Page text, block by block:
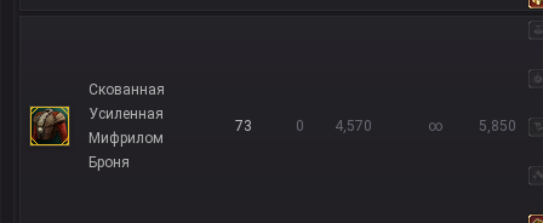
Скованная
Усиленная
Мифрилом
Броня
73 0 4,570 ∞ 5,850